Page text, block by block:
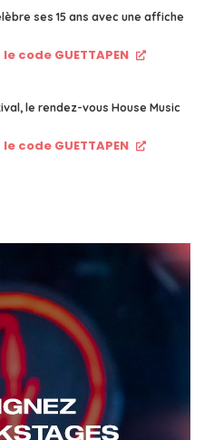
ses 15 ans avec une affiche
code GUETTAPEN
le rendez-vous House Music
code GUETTAPEN